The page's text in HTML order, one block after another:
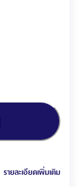
รายละเอียดเพิ่มเติม